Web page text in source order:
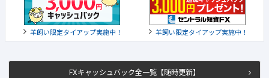
FXキャッシュバック全一覧【随時更新】
羊飼い限定タイアップ実施中！ 羊飼い限定タイアップ実施中！